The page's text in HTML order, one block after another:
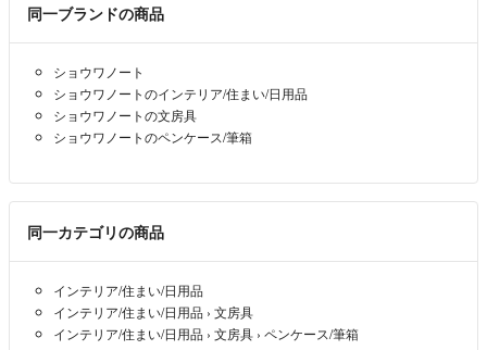
同一ブランドの商品
ショウワノート
ショウワノートのインテリア/住まい/日用品
ショウワノートの文房具
ショウワノートのペンケース/筆箱
同一カテゴリの商品
インテリア/住まい/日用品
インテリア/住まい/日用品 › 文房具
インテリア/住まい/日用品 › 文房具 › ペンケース/筆箱